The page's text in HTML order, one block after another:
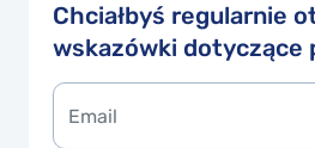
Chciałbyś regularnie
wskazówki dotyczące